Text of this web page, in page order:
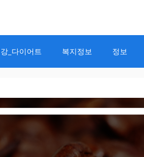
_다이어트 복지정보 정보